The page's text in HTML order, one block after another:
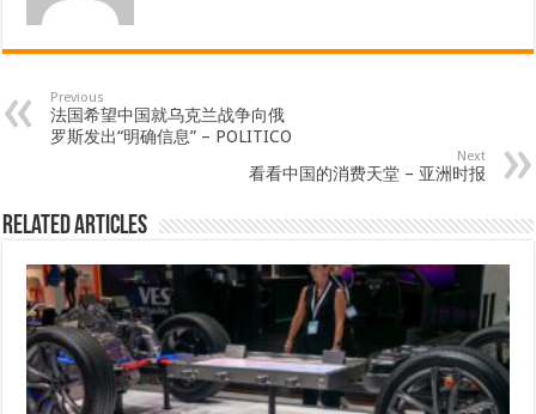
Previous
法国希望中国就乌克兰战争向俄
罗斯发出“明确信息” – POLITICO
Next
看看中国的消费天堂 – 亚洲时报
Related Articles